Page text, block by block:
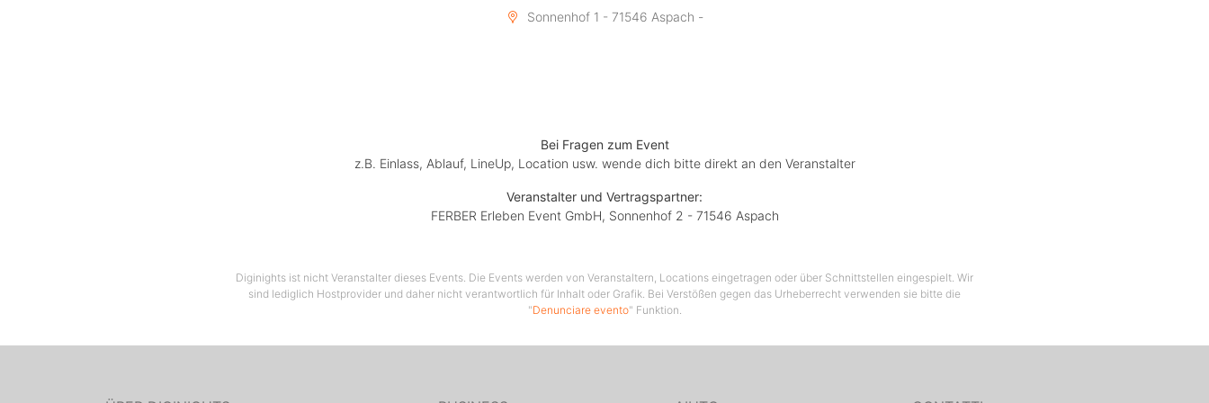
Nach dem Auftritt geht die Party in den Räumlichkeiten des Club
Abendkasse laut Aushang, das Konzert findet bei jeder Witterung statt.
Keine Erstattung der Reisekosten bei Absage der Veranstaltung.
Terminänderungen oder Terminabsagen werden auf unserer Homepage
Tickets nur bei den vom Veranstalter autorisierten Vorverkaufsstellen. Im
Rahmen der Leistung ist ausschließlich ein Stehplatz inbegriffen. Der
Karteninhaber akzeptiert jegliche zum Zeitpunkt der Veranstaltung
Sonnenhof 1 - 71546 Aspach -
Bei Fragen zum Event
z.B. Einlass, Ablauf, LineUp, Location usw. wende dich bitte direkt an den Veranstalter
Veranstalter und Vertragspartner:
FERBER Erleben Event GmbH, Sonnenhof 2 - 71546 Aspach
Diginights ist nicht Veranstalter dieses Events. Die Events werden von Veranstaltern, Locations eingetragen oder über Schnittstellen eingespielt. Wir
sind lediglich Hostprovider und daher nicht verantwortlich für Inhalt oder Grafik. Bei Verstößen gegen das Urheberrecht verwenden sie bitte die
"Denunciare evento" Funktion.